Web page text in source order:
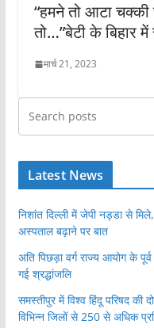
“हमने तो आटा
तो…”बेटी के बिहार
मार्च 21, 2023
Latest News
निशांत दिल्ली में जेपी नड्डा से
अस्पताल बढ़ाने पर बात
अति पिछड़ा वर्ग राज्य आयोग के
गई श्रद्धांजलि
समस्तीपुर में विश्व हिंदू परिषद की
विभिन्न जिलों से 250 से अधिक